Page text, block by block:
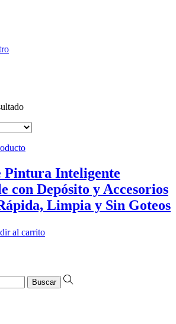
Pintura Inteligente
con Depósito y Accesorios
Limpia y Sin Goteos
al carrito